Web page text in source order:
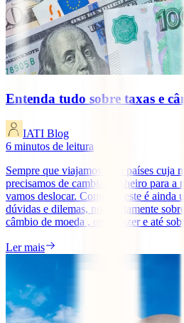
Entenda tudo sobre taxas e
IATI Blog
6 minutos de leitura
Sempre que viajamos para países cuja
precisamos de cambiar dinheiro para a
vamos deslocar. Contudo, este é ainda
dúvidas e dilemas, nomeadamente
câmbio de moeda , onde fazer e até
Ler mais